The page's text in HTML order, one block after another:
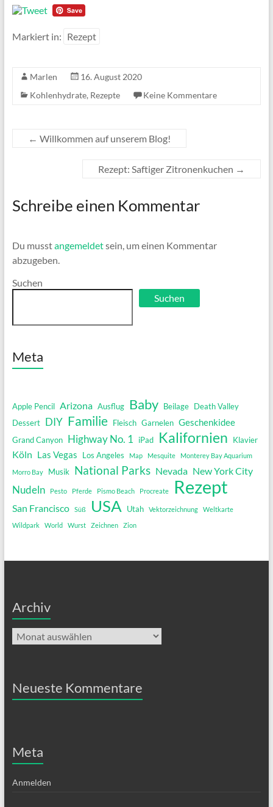
Markiert in: Rezept
Marlen
16. August 2020
Kohlenhydrate, Rezepte Keine Kommentare
← Willkommen auf unserem Blog!
Rezept: Saftiger Zitronenkuchen →
Schreibe einen Kommentar
Du musstangemeldetsein, um einen Kommentar
abzugeben.
Suchen
Suchen
Meta
Apple Pencil Arizona Ausflug Baby Beilage Death Valley
Dessert DIY Familie Fleisch Garnelen Geschenkidee
Grand Canyon Highway No. 1 iPad Kalifornien Klavier
Köln Las Vegas Los Angeles Map Mesquite Monterey Bay Aquarium
Morro Bay Musik National Parks Nevada New York City
Nudeln Pesto Pferde Pismo Beach Procreate Rezept
San Francisco Süß USA Utah Vektorzeichnung
Weltkarte
Wildpark
World Wurst Zeichnen Zion
Archiv
Archiv
Neueste Kommentare
Meta
Anmelden